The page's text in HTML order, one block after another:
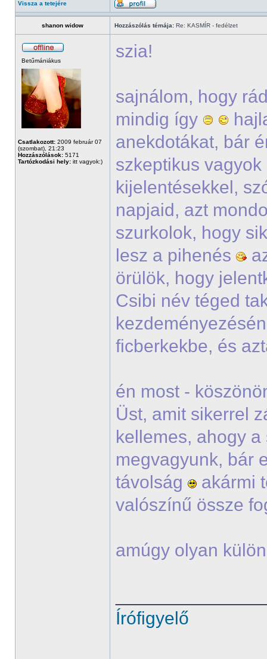
Vissza a tetejére
shanon widow Hozzászólás témája: Re: KASMÍR - fedélzet
Betűmániákus
Csatlakozott: 2009 február 07
(szombat), 21:23
Hozzászólások: 5171
Tartózkodási hely: itt vagyok:)
szia!
sajnálom, hogy
mindig így
anekdotákat, bár
szkeptikus
kijelentésekkel,
napjaid, azt
szurkolok, hogy
lesz a pihenés
örülök, hogy
Csibi név téged
ficberkekbe, és
én most -
Üst, amit sikerrel
kellemes, ahogy
megvagyunk, bár
távolság
akármi
valószínű össze
amúgy olyan
Írófigyelő